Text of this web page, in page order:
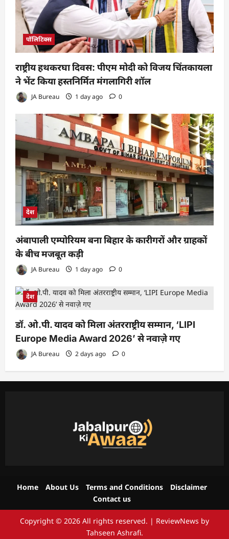
पॉलिटिक्स
राष्ट्रीय हथकरघा दिवस: पीएम मोदी को विजय चिंतकायला
ने भेंट किया हस्तनिर्मित मंगलागिरी शॉल
JA Bureau 1 day ago 0
देश
अंबापाली एम्पोरियम बना बिहार के कारीगरों और ग्राहकों
के बीच मजबूत कड़ी
JA Bureau 1 day ago 0
देश
डॉ. ओ.पी. यादव को मिला अंतरराष्ट्रीय सम्मान, ‘LIPI
Europe Media Award 2026’ से नवाज़े गए
JA Bureau 2 days ago 0
Home About Us Terms and Conditions
Disclaimer
Contact us
Copyright © 2026 All rights reserved. | ReviewNews by
Tahseen Ashrafi.